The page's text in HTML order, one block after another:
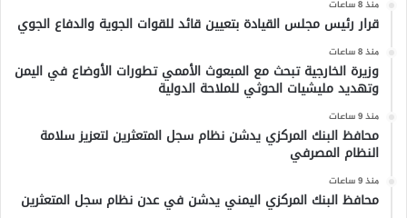
منذ 8 ساعات
قرار رئيس مجلس القيادة بتعيين قائد للقوات الجوية والدفاع الجوي
منذ 8 ساعات
وزيرة الخارجية تبحث مع المبعوث الأممي تطورات الأوضاع في اليمن
وتهديد مليشيات الحوثي للملاحة الدولية
منذ 9 ساعات
محافظ البنك المركزي يدشن نظام سجل المتعثرين لتعزيز سلامة
النظام المصرفي
منذ 9 ساعات
محافظ البنك المركزي اليمني يدشن في عدن نظام سجل المتعثرين